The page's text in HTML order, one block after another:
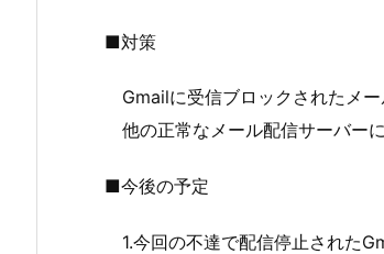
■対策
Gmailに受信ブロックされたメー
他の正常なメール配信サーバーに
■今後の予定
1.今回の不達で配信停止された